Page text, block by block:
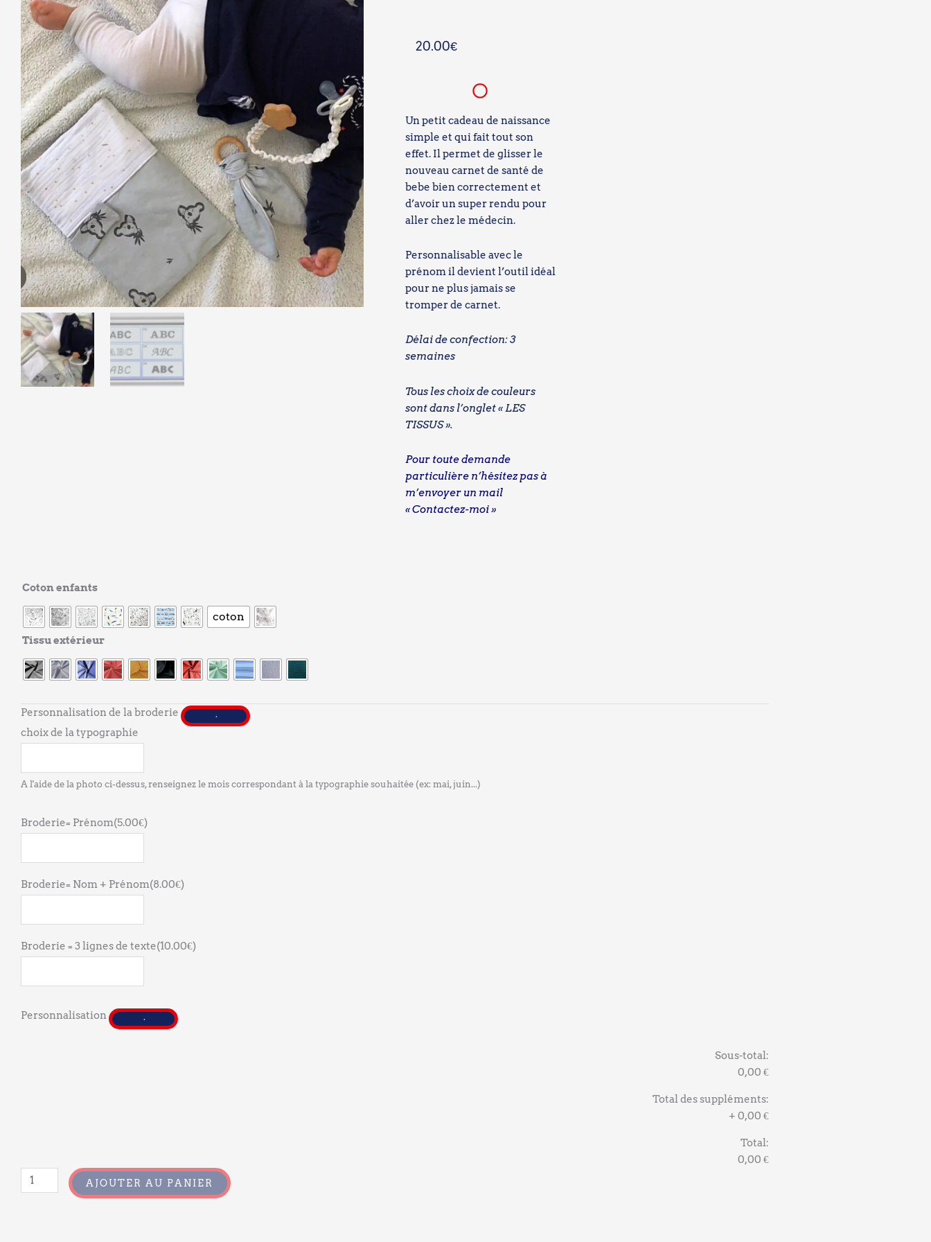
20.00€
Un petit cadeau de naissance
simple et qui fait tout son
effet. Il permet de glisser le
nouveau carnet de santé de
bebe bien correctement et
d’avoir un super rendu pour
aller chez le médecin.
Personnalisable avec le
prénom il devient l’outil idéal
pour ne plus jamais se
tromper de carnet.
Délai de confection: 3
semaines
Tous les choix de couleurs
sont dans l’onglet« LES
TISSUS ».
Pour toute demande
particulière n’hésitez pas à
m’envoyer un mail
« Contactez-moi »
Coton enfants
coton
Tissu extérieur
Personnalisation de la broderie
choix de la typographie
A l'aide de la photo ci-dessus, renseignez le mois correspondant à la typographie souhaitée (ex: mai, juin...)
Broderie= Prénom(5.00€)
Broderie= Nom + Prénom(8.00€)
Broderie = 3 lignes de texte(10.00€)
Personnalisation
Sous-total:
0,00 €
Total des suppléments:
+ 0,00 €
Total:
0,00 €
quantité
Noe
le
de
sante
AJOUTER AU PANIER